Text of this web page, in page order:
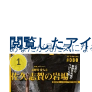
あなたが見た気にな
閲覧したア
1